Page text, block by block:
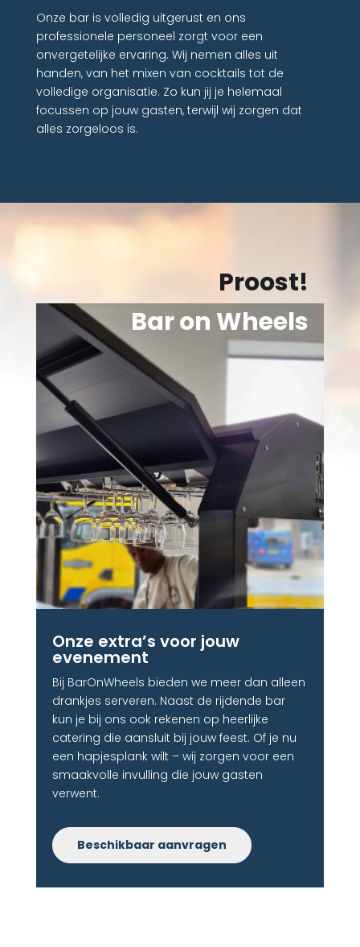
Onze bar is volledig uitgerust en ons
professionele personeel zorgt voor een
onvergetelijke ervaring. Wij nemen alles uit
handen, van het mixen van cocktails tot de
volledige organisatie. Zo kun jij je helemaal
focussen op jouw gasten, terwijl wij zorgen dat
alles zorgeloos is.
Proost!
Bar on Wheels
Onze extra’s voor jouw
evenement​
Bij BarOnWheels bieden we meer dan alleen
drankjes serveren. Naast de rijdende bar
kun je bij ons ook rekenen op heerlijke
catering die aansluit bij jouw feest. Of je nu
een hapjesplank wilt – wij zorgen voor een
smaakvolle invulling die jouw gasten
verwent.
Beschikbaar aanvragen